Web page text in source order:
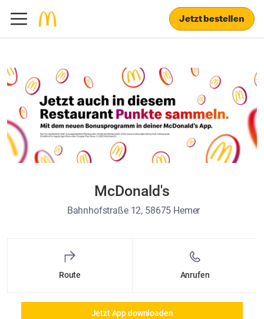
Jetzt bestellen
McDonald's
Bahnhofstraße 12, 58675 Hemer
Route Anrufen
Jetzt App downloaden